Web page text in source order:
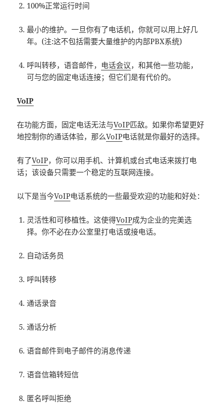
100%正常运行时间
最小的维护。一旦你有了电话机，你就可以用上好几
年。(注:这不包括需要大量维护的内部PBX系统)
呼叫转移，语音邮件， 电话会议，和其他一些功能，
可与您的固定电话连接；但它们是有代价的。
VoIP
在功能方面，固定电话无法与VoIP匹敌。如果你希望更好
地控制你的通话体验，那么VoIP电话就是你最好的选择。
有了VoIP，你可以用手机、计算机或台式电话来拨打电
话；该设备只需要一个稳定的互联网连接。
以下是当今VoIP电话系统的一些最受欢迎的功能和好处：
灵活性和可移植性。这使得VoIP成为企业的完美选
择。你不必在办公室里打电话或接电话。
自动话务员
呼叫转移
通话录音
通话分析
语音邮件到电子邮件的消息传递
语音信箱转短信
匿名呼叫拒绝